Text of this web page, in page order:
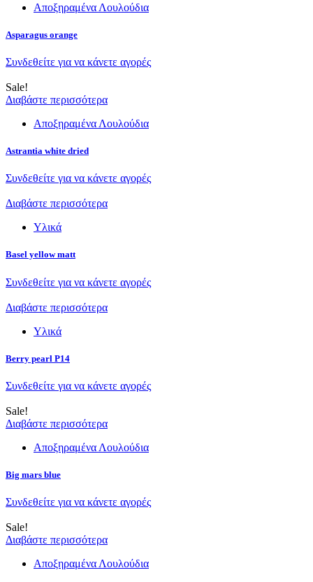
Αποξηραμένα Λουλούδια
Asparagus orange
Συνδεθείτε για να κάνετε αγορές
Sale!
Διαβάστε περισσότερα
Αποξηραμένα Λουλούδια
Astrantia white dried
Συνδεθείτε για να κάνετε αγορές
Διαβάστε περισσότερα
Υλικά
Basel yellow matt
Συνδεθείτε για να κάνετε αγορές
Διαβάστε περισσότερα
Υλικά
Berry pearl P14
Συνδεθείτε για να κάνετε αγορές
Sale!
Διαβάστε περισσότερα
Αποξηραμένα Λουλούδια
Big mars blue
Συνδεθείτε για να κάνετε αγορές
Sale!
Διαβάστε περισσότερα
Αποξηραμένα Λουλούδια